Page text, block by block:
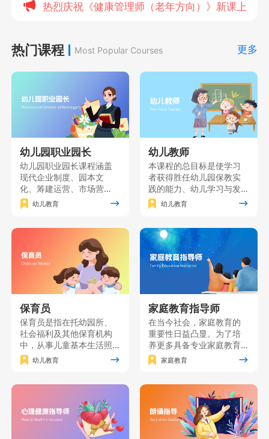
热烈庆祝《健康管理师（老年方向）》新课上线
热门课程 Most Popular Courses 更多
幼儿园职业园长
幼儿园职业园长课程涵盖
现代企业制度、园本文
化、筹建运营、市场营
销、园长职业素质、课程
创新及资源分析等关键知
维的职业园长，为幼儿园
的发展提供全方位指导与
支持。
幼儿教育
幼儿教师
本课程的总目标是使学习
者获得胜任幼儿园保教实
践的能力、幼儿学习与发
展的研究能力自我发展的
能力，并树立“师德为先、
童为本”的教育理念。主要
面向准备从事幼儿园、托
育机构、学前文教公司等
工作的个人和单位员工。
幼儿教育
保育员
保育员是指在托幼园所、
社会福利及其他保育机构
中，从事儿童基本生活照
料、保健、自理能力培养
和辅助教育工作的人员。
求，对保育员应具有的基
础知识和基本技能进行培
训的一门课程。
幼儿教育
家庭教育指导师
在当今社会，家庭教育的
重要性日益凸显。为了培
养更多具备专业家庭教育
知识和技能的家长，我们
精心打造了一门家庭教育
理论知识与实践技能紧密
结合，致力于为广大家长
提供一个系统、全面的学
习平台。
家庭教育